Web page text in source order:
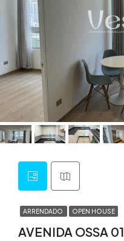
ARRENDADO OPEN HOUSE
AVENIDA OSSA